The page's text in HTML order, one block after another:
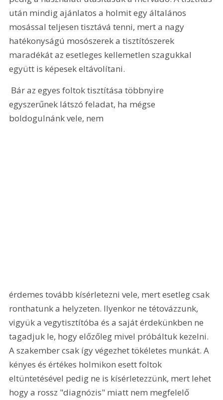
után mindig ajánlatos a holmit egy általános
mosással teljesen tisztává tenni, mert a nagy
hatékonyságú mosószerek a tisztítószerek
maradékát az esetleges kellemetlen szagukkal
együtt is képesek eltávolítani.
egyszerűnek látszó feladat, ha mégse
boldogulnánk vele, nem
érdemes tovább kísérletezni vele, mert esetleg csak
ronthatunk a helyzeten. Ilyenkor ne tétovázzunk,
vigyük a vegytisztítóba és a saját érdekünkben ne
tagadjuk le, hogy előzőleg mivel próbáltuk kezelni.
A szakember csak így végezhet tökéletes munkát. A
kényes és értékes holmikon esett foltok
eltüntetésével pedig ne is kísérletezzünk, mert lehet
hogy a rossz "diagnózis" miatt nem megfelelő